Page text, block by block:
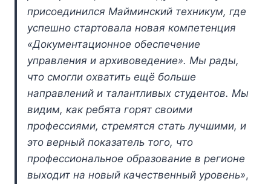
присоединился Майминский техникум, где
успешно стартовала новая компетенция
«Документационное обеспечение
управления и архивоведение». Мы рады,
что смогли охватить ещё больше
направлений и талантливых студентов. Мы
видим, как ребята горят своими
профессиями, стремятся стать лучшими, и
это верный показатель того, что
профессиональное образование в регионе
выходит на новый качественный уровень»,